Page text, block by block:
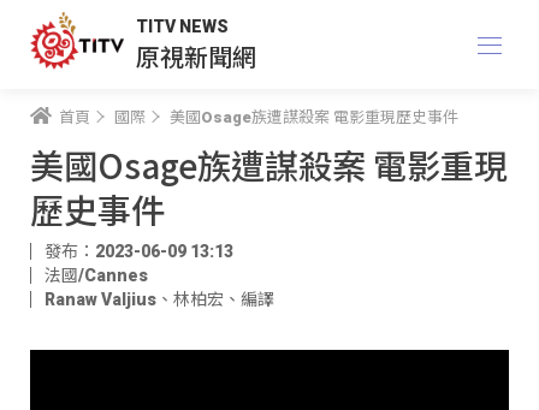
TITV NEWS
原視新聞網
首頁 國際 美國Osage族遭謀殺案 電影重現歷史事件
美國Osage族遭謀殺案 電影重現
歷史事件
發布：2023-06-09 13:13
法國/Cannes
Ranaw Valjius 、 林柏宏 、 編譯